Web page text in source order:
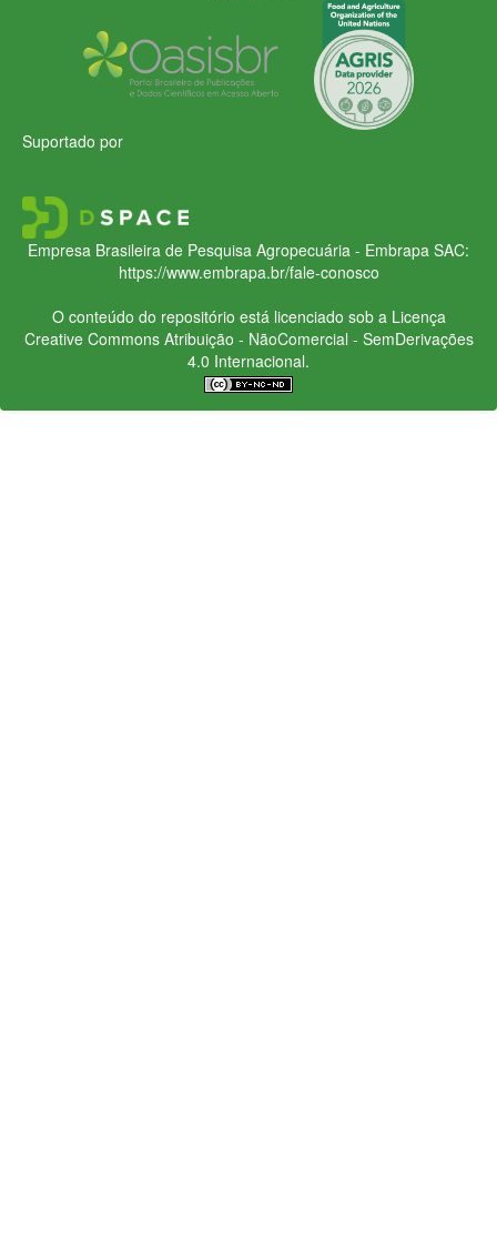
Suportado por
Empresa Brasileira de Pesquisa Agropecuária - Embrapa SAC:
https://www.embrapa.br/fale-conosco
O conteúdo do repositório está licenciado sob a Licença
Creative CommonsAtribuição - NãoComercial - SemDerivações
4.0 Internacional.